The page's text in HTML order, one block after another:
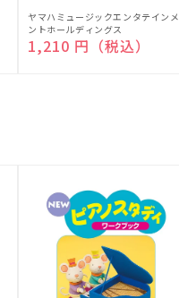
販
売
元:
ヤマハミュージックエンタテインメ
ントホールディングス
通常価格
1,210 円（税込）